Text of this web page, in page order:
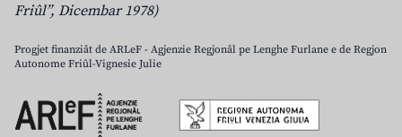
Friûl”, Dicembar 1978)
Progjet finanziât de ARLeF - Agjenzie Regjonâl pe Lenghe Furlane e de Regjon
Autonome Friûl-Vignesie Julie